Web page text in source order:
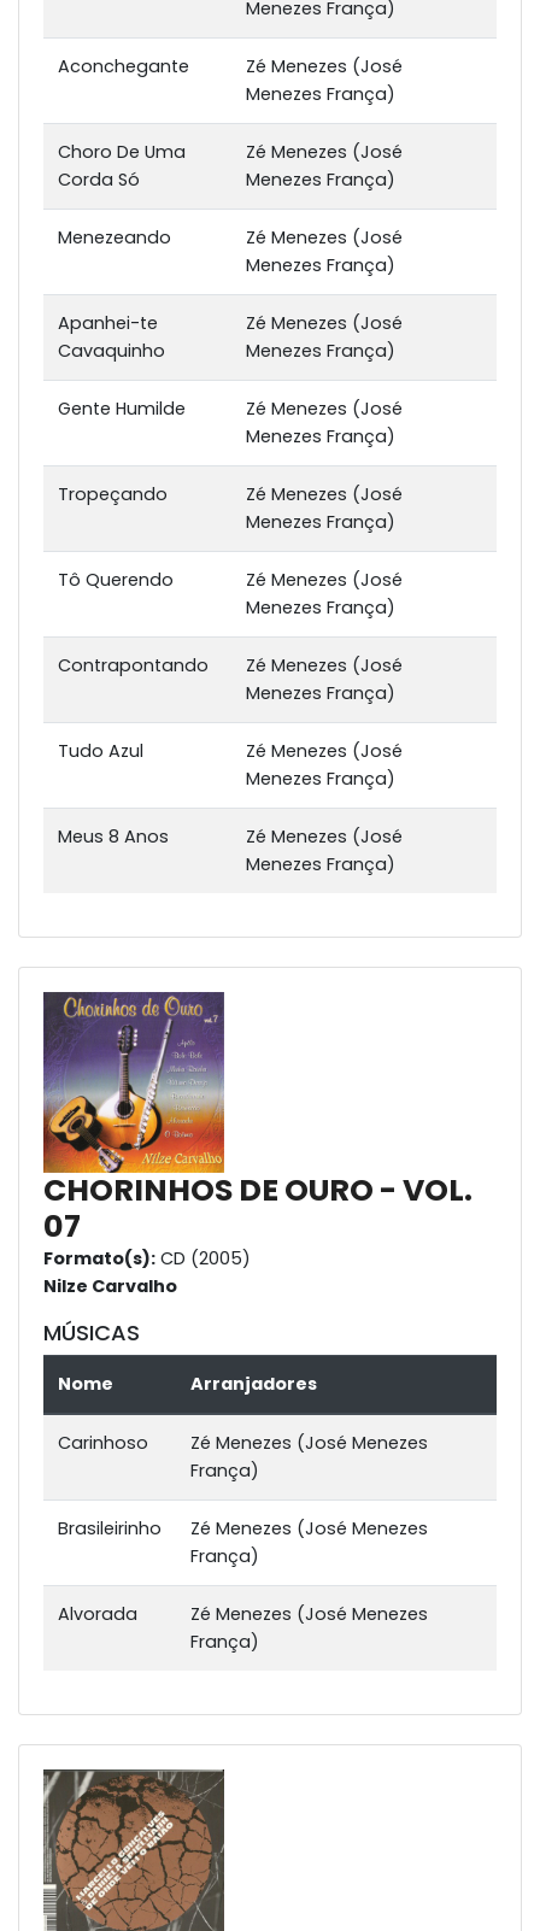
Menezes França)
Aconchegante
Zé Menezes (José
Menezes França)
Choro De Uma
Corda Só
Zé Menezes (José
Menezes França)
Menezeando
Zé Menezes (José
Menezes França)
Apanhei-te
Cavaquinho
Zé Menezes (José
Menezes França)
Gente Humilde
Zé Menezes (José
Menezes França)
Tropeçando
Zé Menezes (José
Menezes França)
Tô Querendo
Zé Menezes (José
Menezes França)
Contrapontando
Zé Menezes (José
Menezes França)
Tudo Azul
Zé Menezes (José
Menezes França)
Meus 8 Anos
Zé Menezes (José
Menezes França)
CHORINHOS DE OURO - VOL.
07
Formato(s): CD (2005)
Nilze Carvalho
MÚSICAS
Nome Arranjadores
Carinhoso
Zé Menezes (José Menezes
França)
Brasileirinho
Zé Menezes (José Menezes
França)
Alvorada
Zé Menezes (José Menezes
França)